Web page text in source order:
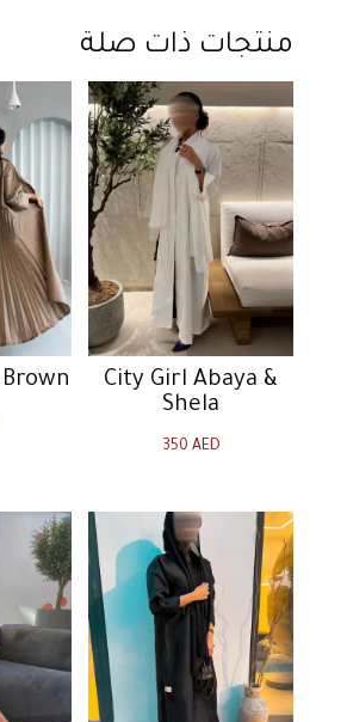
منتجات ذات صلة
City Girl Abaya &
Shela
350 AED
Brown